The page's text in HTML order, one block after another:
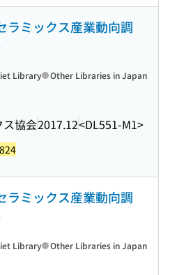
ラミックス産業動向調
ス協会2017.12<DL551-M1>
Library Other Libraries in Japan
ラミックス産業動向調
Library Other Libraries in Japan